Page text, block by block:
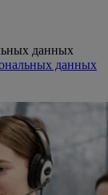
данных
данных